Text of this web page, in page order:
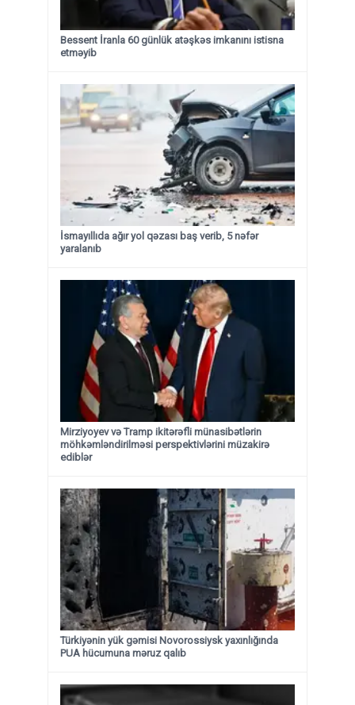
Bessent İranla 60 günlük atəşkəs imkanını istisna
etməyib
İsmayıllıda ağır yol qəzası baş verib, 5 nəfər
yaralanıb
Mirziyoyev və Tramp ikitərəfli münasibətlərin
möhkəmləndirilməsi perspektivlərini müzakirə
ediblər
Türkiyənin yük gəmisi Novorossiysk yaxınlığında
PUA hücumuna məruz qalıb